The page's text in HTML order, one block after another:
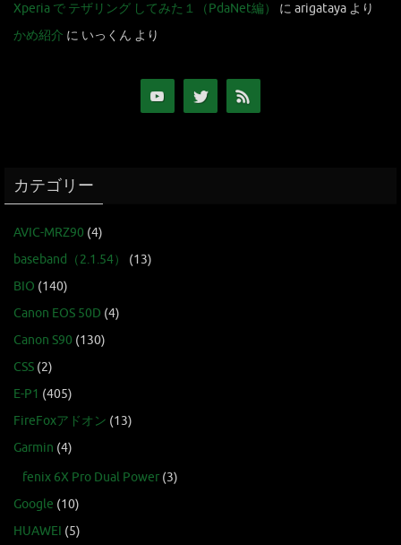
Xperia で テザリング してみた１（PdaNet編）
に arigataya より
かめ紹介 に いっくん より
カテゴリー
AVIC-MRZ90 (4)
baseband（2.1.54）
(13)
BIO (140)
Canon EOS 50D (4)
Canon S90 (130)
CSS (2)
E-P1 (405)
FireFoxアドオン (13)
Garmin (4)
fenix 6X Pro Dual Power (3)
Google (10)
HUAWEI (5)